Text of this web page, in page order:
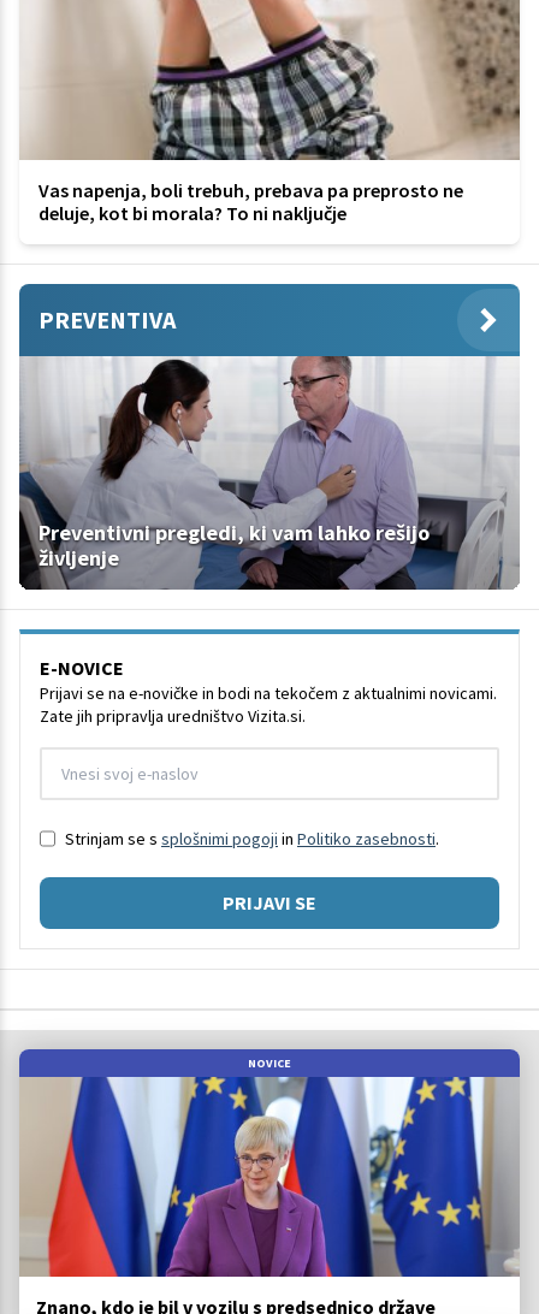
Vas napenja, boli trebuh, prebava pa preprosto ne
deluje, kot bi morala? To ni naključje
PREVENTIVA
Preventivni pregledi, ki vam lahko rešijo
življenje
E-NOVICE
Prijavi se na e-novičke in bodi na tekočem z aktualnimi novicami.
Zate jih pripravlja uredništvo Vizita.si.
Strinjam se s splošnimi pogoji in Politiko zasebnosti.
PRIJAVI SE
NOVICE
Znano, kdo je bil v vozilu s predsednico države